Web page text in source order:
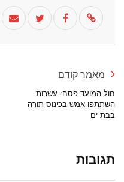
מאמר קודם
חול המועד פסח: עשרות
השתתפו אמש בכינוס תורה
בבת ים
תגובות